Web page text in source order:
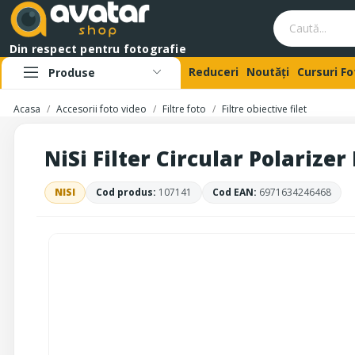
Din respect pentru fotografie
Produse
Reduceri Noutăți Cursuri
Acasa Accesorii foto video Filtre foto Filtre obiective filet
NiSi Filter Circular
NISI Cod produs: 107141 Cod EAN: 6971634246468